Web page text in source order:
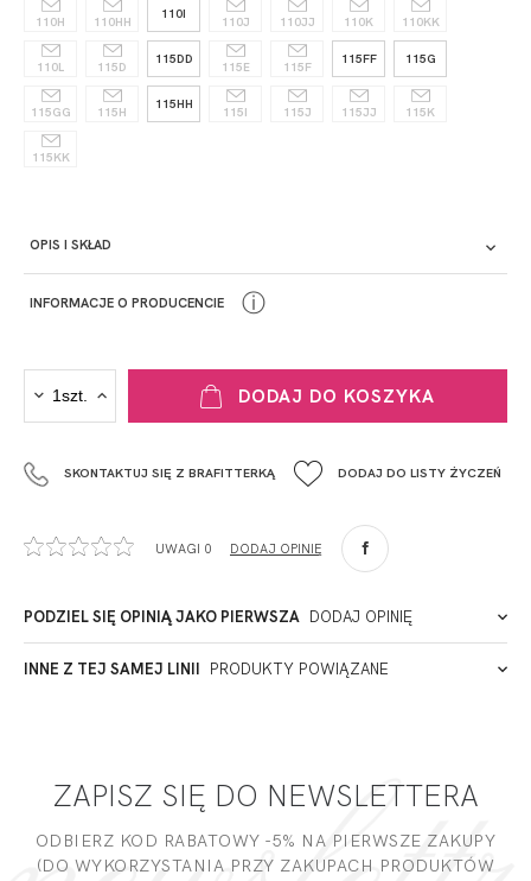
110H 110HH
110I
110J 110JJ 110K 110KK
110L 115D
115DD
115E 115F
115FF 115G
115GG 115H
115HH
115I 115J 115JJ 115K
115KK
OPIS I SKŁAD
INFORMACJE O PRODUCENCIE
Fashiontex Group Sp.z o.o. Spółka komandytowa
+48 42 719 43 15
90-057
Polska
ADRES PUNKTU KONTAKTOWEGO
ⓘ
DODAJ DO KOSZYKA
SKONTAKTUJ SIĘ Z BRAFITTERKĄ DODAJ DO LISTY ŻYCZEŃ
UWAGI 0 DODAJ OPINIĘ
PODZIEL SIĘ OPINIĄ JAKO PIERWSZA DODAJ OPINIĘ
Miałeś już kontakt z naszym produktem? Zostaw opinię
INNE Z TEJ SAMEJ LINII PRODUKTY POWIĄZANE
ZAPISZ SIĘ DO NEWSLETTERA
ODBIERZ KOD RABATOWY -5% NA PIERWSZE ZAKUPY
(DO WYKORZYSTANIA PRZY ZAKUPACH PRODUKTÓW